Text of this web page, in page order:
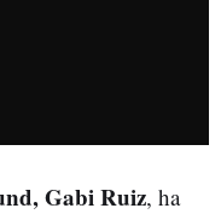
Gabi Ruiz, ha